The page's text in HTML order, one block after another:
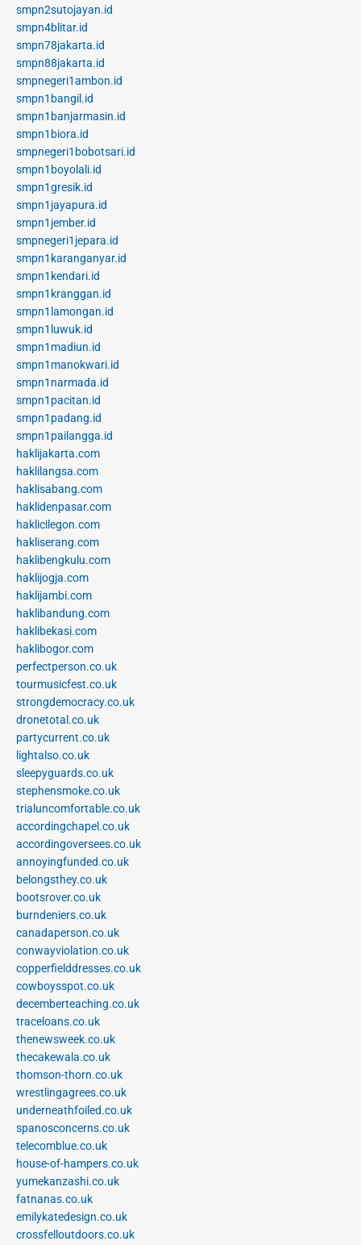
smpn2sutojayan.id
smpn4blitar.id
smpn78jakarta.id
smpn88jakarta.id
smpnegeri1ambon.id
smpn1bangil.id
smpn1banjarmasin.id
smpn1biora.id
smpnegeri1bobotsari.id
smpn1boyolali.id
smpn1gresik.id
smpn1jayapura.id
smpn1jember.id
smpnegeri1jepara.id
smpn1karanganyar.id
smpn1kendari.id
smpn1kranggan.id
smpn1lamongan.id
smpn1luwuk.id
smpn1madiun.id
smpn1manokwari.id
smpn1narmada.id
smpn1pacitan.id
smpn1padang.id
smpn1pailangga.id
haklijakarta.com
haklilangsa.com
haklisabang.com
haklidenpasar.com
haklicilegon.com
hakliserang.com
haklibengkulu.com
haklijogja.com
haklijambi.com
haklibandung.com
haklibekasi.com
haklibogor.com
perfectperson.co.uk
tourmusicfest.co.uk
strongdemocracy.co.uk
dronetotal.co.uk
partycurrent.co.uk
lightalso.co.uk
sleepyguards.co.uk
stephensmoke.co.uk
trialuncomfortable.co.uk
accordingchapel.co.uk
accordingoversees.co.uk
annoyingfunded.co.uk
belongsthey.co.uk
bootsrover.co.uk
burndeniers.co.uk
canadaperson.co.uk
conwayviolation.co.uk
copperfielddresses.co.uk
cowboysspot.co.uk
decemberteaching.co.uk
traceloans.co.uk
thenewsweek.co.uk
thecakewala.co.uk
thomson-thorn.co.uk
wrestlingagrees.co.uk
underneathfoiled.co.uk
spanosconcerns.co.uk
telecomblue.co.uk
house-of-hampers.co.uk
yumekanzashi.co.uk
fatnanas.co.uk
emilykatedesign.co.uk
crossfelloutdoors.co.uk